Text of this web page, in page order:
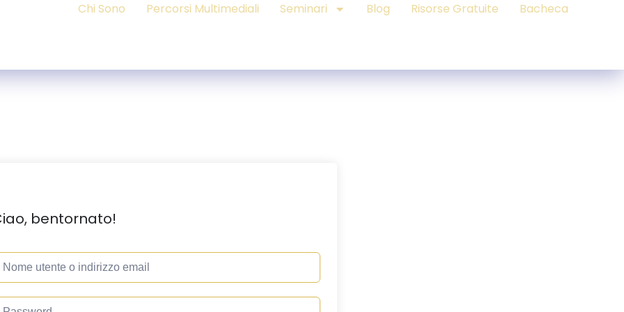
Chi Sono Percorsi Multimediali Seminari Blog Risorse Gratuite Bacheca
bentornato!